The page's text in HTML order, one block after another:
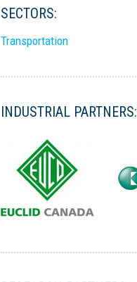
SECTORS:
Transportation
INDUSTRIAL PARTNERS: